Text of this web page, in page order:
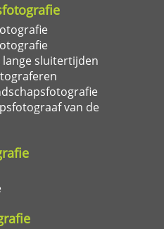
sluitertijden
van de